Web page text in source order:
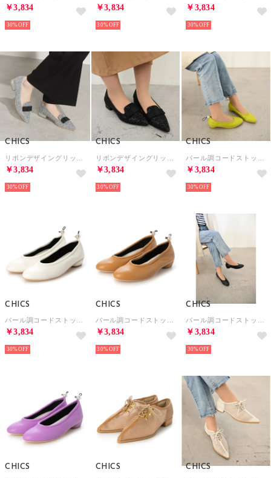
￥3,834
30%
￥3,834
30%
￥3,834
30%
CHICS
￥3,834
30%
CHICS
￥3,834
30%
CHICS
￥3,834
30%
CHICS
￥3,834
30%
CHICS
￥3,834
30%
CHICS
￥3,834
30%
CHICS CHICS CHICS